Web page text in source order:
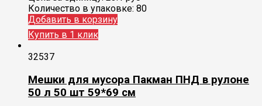
Количество в упаковке: 80
Добавить в корзину
Купить в 1 клик
32537
Мешки для мусора Пакман ПНД в рулоне
50 л 50 шт 59*69 см